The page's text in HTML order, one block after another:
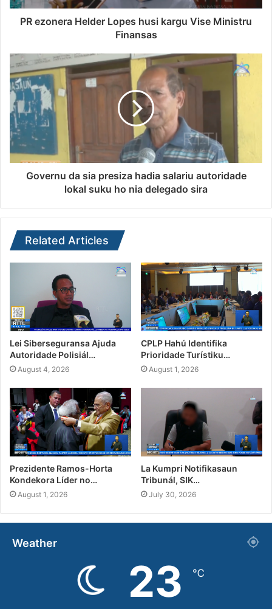
PR ezonera Helder Lopes husi kargu Vise Ministru
Finansas
Governu da sia presiza hadia salariu autoridade
lokal suku ho nia delegado sira
Related Articles
Lei Siberseguransa Ajuda
Autoridade Polisiál…
August 4, 2026
CPLP Hahú Identifika
Prioridade Turístiku…
August 1, 2026
Prezidente Ramos-Horta
Kondekora Líder no…
August 1, 2026
La Kumpri Notifikasaun
Tribunál, SIK…
July 30, 2026
Weather
23 ℃